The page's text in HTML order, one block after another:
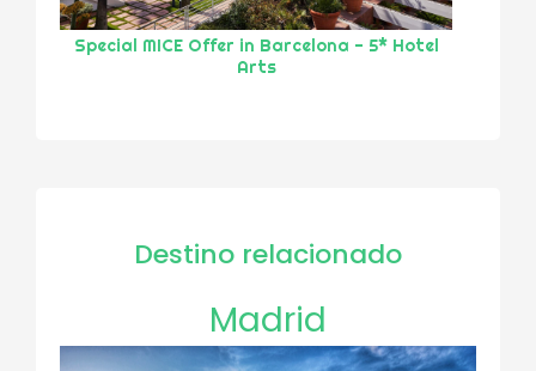
Special MICE Offer in Barcelona - 5* Hotel
Arts
Destino relacionado
Madrid